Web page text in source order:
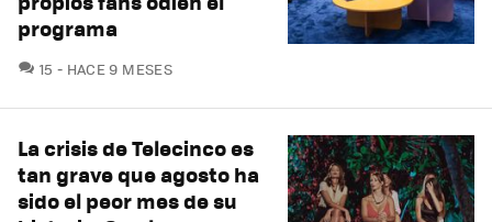
programa
15 COMENTARIOS
HACE 9 MESES
La crisis de Telecinco es
tan grave que agosto ha
sido el peor mes de su